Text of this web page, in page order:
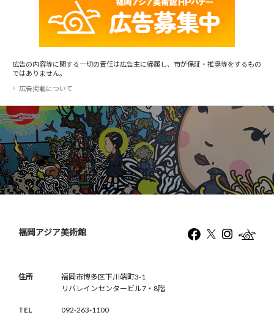
広告の内容等に関する一切の責任は広告主に帰属し、市が保証・推奨等をするもの
ではありません。
広告掲載について
福岡アジア美術館
住所
福岡市博多区下川端町3-1
リバレインセンタービル7・8階
TEL 092-263-1100